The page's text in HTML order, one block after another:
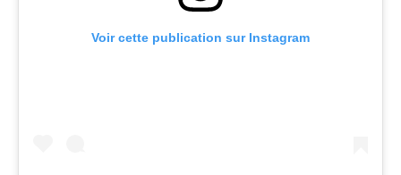
Voir cette publication sur Instagram